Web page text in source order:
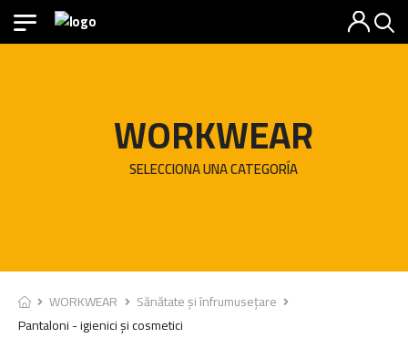
WORKWEAR
SELECCIONA UNA CATEGORÍA
WORKWEAR
Sănătate și înfrumusețare
Pantaloni - igienici și cosmetici